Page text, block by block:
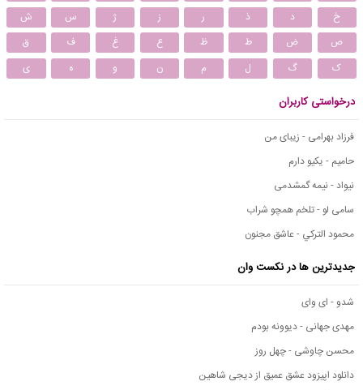
خ
د ذ ر ز ژ س
ش
ص
ض ط ظ ع غ ف
ق
ک
گ ل م ن و ه ی
درخواستی کاربران
فرزاد بهرامی - زیبای من
حامیم - یکیو دارم
نیواد - نیمه گمشدمی
سامی لو - تلخم همچو شراب
محمود التركي - عاشق مجنون
جدیدترین ها در نکست وان
شدو - ای وای
مهدی جهانی - دیوونه بودم
محسن چاوشی - چهل روز
دانلود اپیزود عشق عمیق از دیجی شاهین